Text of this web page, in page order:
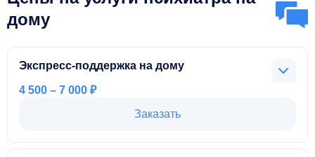
дому
Экспресс-поддержка на дому
и эмоциональной поддержки в домашней обстановке.
4 500 – 7 000 ₽
Заказать